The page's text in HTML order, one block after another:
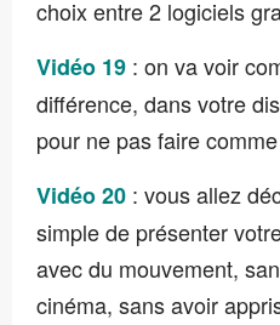
choix entre 2 logiciels
Vidéo 19 : on va voir
différence, dans votre
pour ne pas faire
Vidéo 20 : vous allez
simple de présenter
avec du mouvement,
cinéma, sans avoir